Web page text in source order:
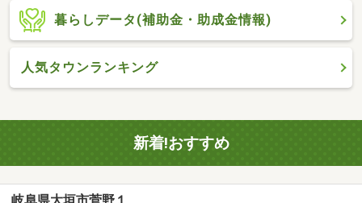
暮らしデータ(補助金・助成金情報)
人気タウンランキング
新着!おすすめ